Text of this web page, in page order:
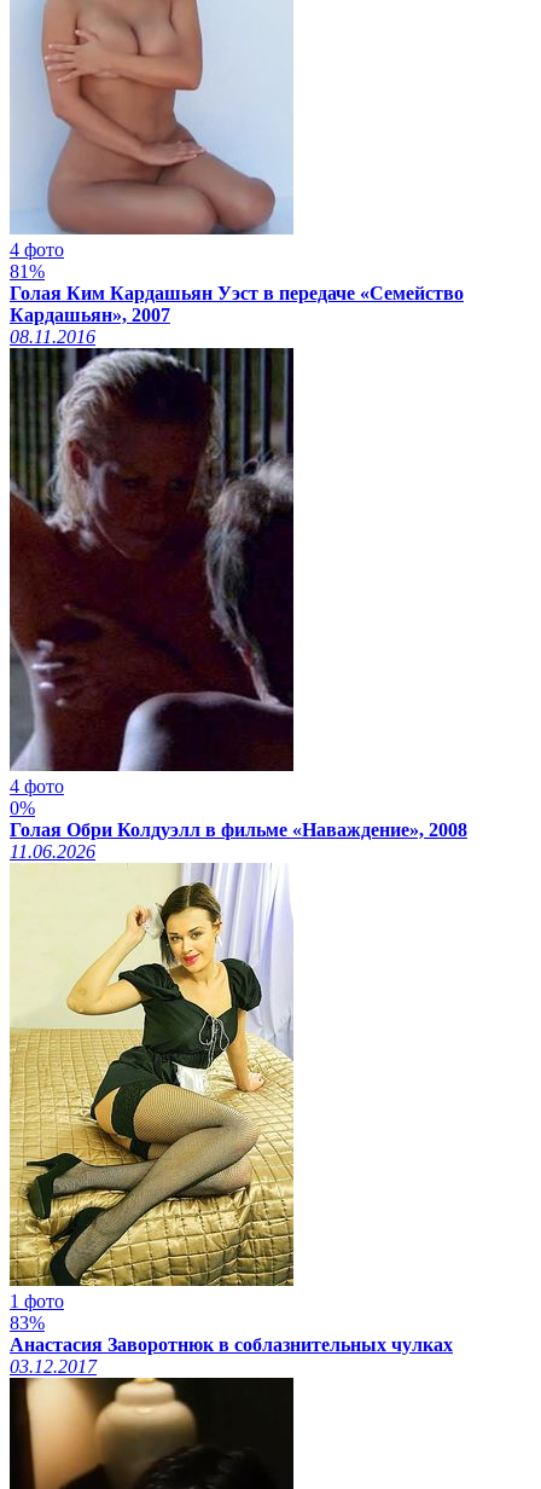
4 фото
81%
Голая Ким Кардашьян Уэст в передаче «Семейство
Кардашьян», 2007
08.11.2016
4 фото
0%
Голая Обри Колдуэлл в фильме «Наваждение», 2008
11.06.2026
1 фото
83%
Анастасия Заворотнюк в соблазнительных чулках
03.12.2017